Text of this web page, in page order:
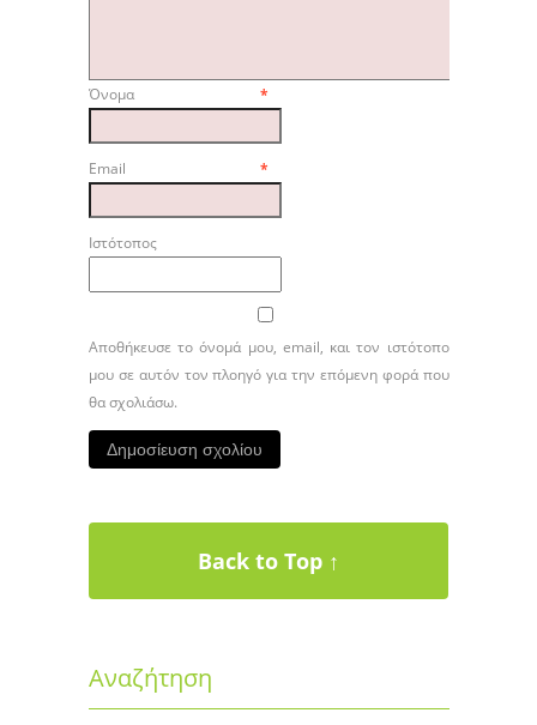
Όνομα*
Email*
Ιστότοπος
Αποθήκευσε το όνομά μου, email, και τον ιστότοπο
μου σε αυτόν τον πλοηγό για την επόμενη φορά που
θα σχολιάσω.
Back to Top ↑
Αναζήτηση